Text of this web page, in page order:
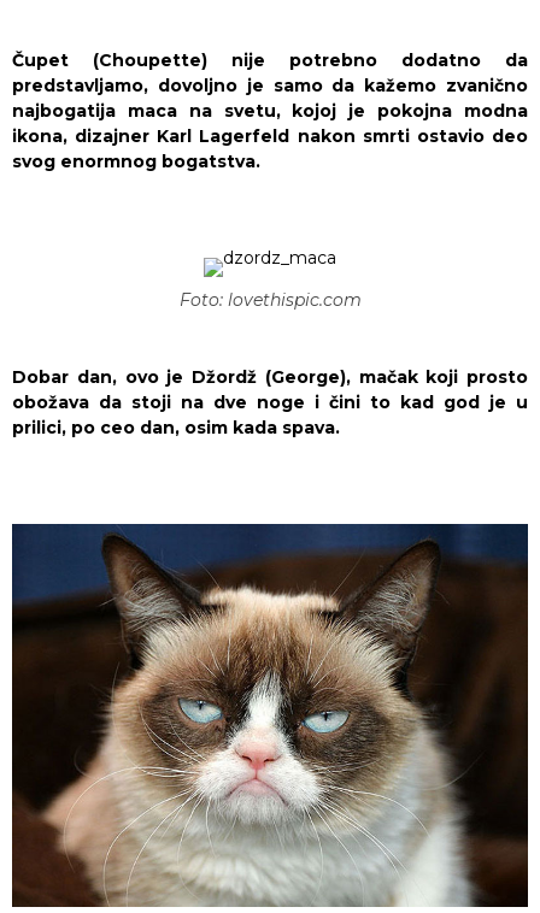
Čupet (Choupette) nije potrebno dodatno da
predstavljamo, dovoljno je samo da kažemo zvanično
najbogatija maca na svetu, kojoj je pokojna modna
ikona, dizajner Karl Lagerfeld nakon smrti ostavio deo
svog enormnog bogatstva.
Foto: lovethispic.com
Dobar dan, ovo je Džordž (George), mačak koji prosto
obožava da stoji na dve noge i čini to kad god je u
prilici, po ceo dan, osim kada spava.